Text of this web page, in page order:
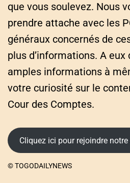
que vous soulevez. Nous
prendre attache avec les
généraux concernés de
plus d’informations. A
amples informations à
votre curiosité sur le
Cour des Comptes.
Cliquez ici pour rejoindre notre
© TOGODAILYNEWS